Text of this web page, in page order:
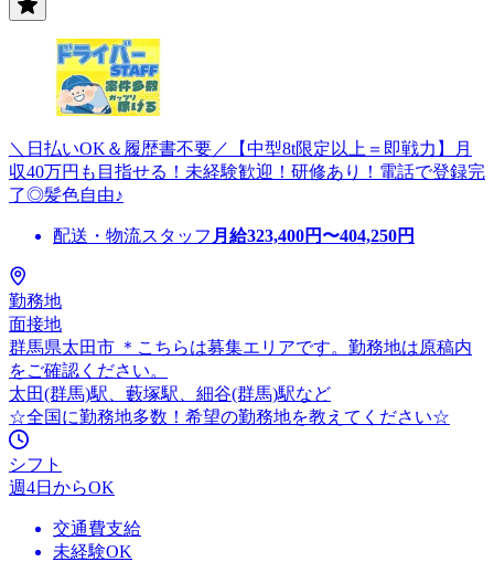
＼日払いOK＆履歴書不要／【中型8t限定以上＝即戦力】月
収40万円も目指せる！未経験歓迎！研修あり！電話で登録完
了◎髪色自由♪
配送・物流スタッフ 月給323,400円〜404,250円
勤務地
面接地
群馬県太田市 ＊こちらは募集エリアです。勤務地は原稿内
をご確認ください。
太田(群馬)駅、藪塚駅、細谷(群馬)駅など
☆全国に勤務地多数！希望の勤務地を教えてください☆
シフト
週4日からOK
交通費支給
未経験OK